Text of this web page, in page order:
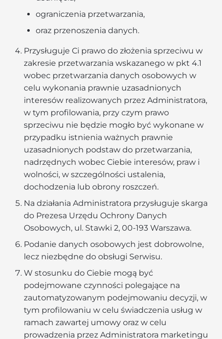
ograniczenia przetwarzania,
oraz przenoszenia danych.
Przysługuje Ci prawo do złożenia sprzeciwu w
zakresie przetwarzania wskazanego w pkt 4.1
wobec przetwarzania danych osobowych w
celu wykonania prawnie uzasadnionych
interesów realizowanych przez Administratora,
w tym profilowania, przy czym prawo
sprzeciwu nie będzie mogło być wykonane w
przypadku istnienia ważnych prawnie
uzasadnionych podstaw do przetwarzania,
nadrzędnych wobec Ciebie interesów, praw i
wolności, w szczególności ustalenia,
dochodzenia lub obrony roszczeń.
Na działania Administratora przysługuje skarga
do Prezesa Urzędu Ochrony Danych
Osobowych, ul. Stawki 2, 00-193 Warszawa.
Podanie danych osobowych jest dobrowolne,
lecz niezbędne do obsługi Serwisu.
W stosunku do Ciebie mogą być
podejmowane czynności polegające na
zautomatyzowanym podejmowaniu decyzji, w
tym profilowaniu w celu świadczenia usług w
ramach zawartej umowy oraz w celu
prowadzenia przez Administratora marketingu